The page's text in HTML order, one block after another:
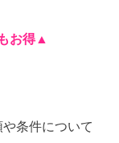
お得▲
条件について